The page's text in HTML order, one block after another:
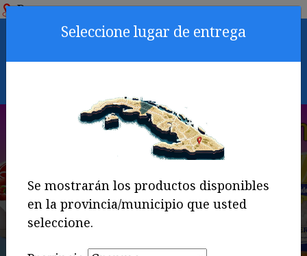
Seleccione lugar de entrega
Se mostrarán los productos disponibles
en la provincia/municipio que usted
seleccione.
Bayamo